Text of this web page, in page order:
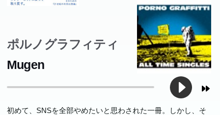
による民主主義の暴走は、「速すぎるインターネット」が
もたらすそれの典型例だ。インターネットによって本来辿
り着くべきだった未来を取り戻すには、今何が必要なの
か。気鋭の評論家が提言する。 序章 オリンピック破壊計
画 TOKYO2020 平成という「失敗したプロジェクト」
「動員の革命」はなぜ失敗したか 走りながら考える 第1
章 民主主義を半分諦めることで、守る 2016年の「敗北」
「壁」としての民主主義 民主主義を半分諦めることで、
ポルノグラフィティ
Mugen
初めて、SNSを全部やめたいと思わされた一冊。しかし、そ